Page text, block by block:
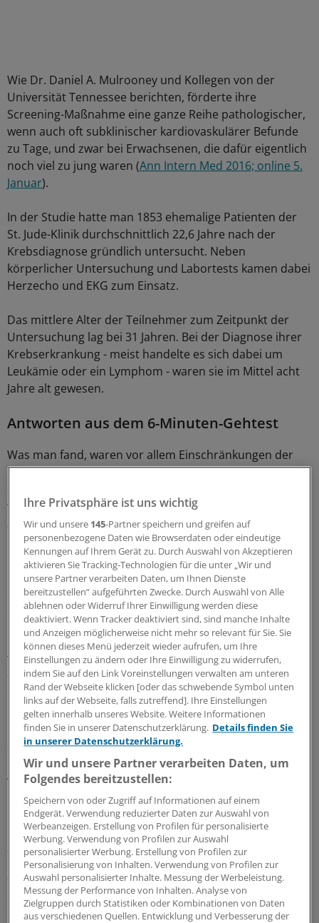
Wie Dr. Daniel A. Mulrooney und Kollegen von der
Universität Tennessee berichten, förderte ihre
Screening-Maßnahme eine ganze Reihe pathologischer,
wenn auch oft subklinischer kardiovaskulärer Befunde
zu Tage, und zwar bei Erwachsenen, die dafür eigentlich
noch viel zu jung waren (Ann Intern Med 2016; online 5.
Januar).
In der Studie hatte man 1853 ehemalige Patienten der
St. Jude-Klinik durchschnittlich 22,6 Jahre nach der
Krebsdiagnose gründlich untersucht. Neben
körperlicher Untersuchung und Labortests kamen dabei
Herzecho und EKG zum Einsatz.
Das mittlere Alter der Teilnehmer zum Zeitpunkt der
Untersuchung lag bei 31 Jahren. Bei der Diagnose ihrer
Krebserkrankung - meist handelte es sich dabei um
Leukämie oder ein Lymphom - waren sie im Mittel acht
Jahre alt gewesen.
Antworten aus dem 6-Minuten-Gehtest
Was man fand, waren vor allem Einschränkungen der
körperlichen Leistungsfähigkeit im 6-Minuten-Gehtest
wenngleich nahezu alle Teilnehmer (bis auf fünf) zum
Zeitpunkt der Untersuchung asymptomatisch waren.
Ein pathologischer Klappenbefund in Form einer
Regurgitation oder Stenose lag in 28 Prozent der
auswertbaren Fälle vor; 23,8 Prozent hatte man erst bei
der Screening-Untersuchung entdeckt.
Im Vordergrund stand eine leichte Regurgitation an der
Trikuspidal- oder Pulmonalklappe (13,8 beziehungsweise
9,9 Prozent). 3,7 Prozent hatten eine Regurgitation aus
der Aorta, 1,8 Prozent eine Aortenstenose.
Eine mittlere bis schwere mitrale Regurgitation zeigte
sich bei 1,4 Prozent der Überlebenden, eine mitrale
Stenose bei 0,1 Prozent. 23,8 Prozent hatten eine
verdickte Aortenklappe, bei 20,2 Prozent war die
Mitralklappe verdickt.
10,2 Prozent wiesen Verkalkungen an den Anuli fibrosi
auf, bei 6,1 Prozent fand sich Aortenkalk.
7,4 Prozent der Patienten erfüllten das Kriterium für
eine Kardiomyopathie (systolische Ejektionsfraktion
< 0,50), bei 3,8 Prozent fanden sich Hinweise auf eine
Ihre Privatsphäre ist uns wichtig
Wir und unsere 145-Partner speichern und greifen auf
personenbezogene Daten wie Browserdaten oder eindeutige
Kennungen auf Ihrem Gerät zu. Durch Auswahl von Akzeptieren
aktivieren Sie Tracking-Technologien für die unter „Wir und
unsere Partner verarbeiten Daten, um Ihnen Dienste
bereitzustellen“ aufgeführten Zwecke. Durch Auswahl von Alle
ablehnen oder Widerruf Ihrer Einwilligung werden diese
deaktiviert. Wenn Tracker deaktiviert sind, sind manche Inhalte
und Anzeigen möglicherweise nicht mehr so relevant für Sie. Sie
können dieses Menü jederzeit wieder aufrufen, um Ihre
Einstellungen zu ändern oder Ihre Einwilligung zu widerrufen,
indem Sie auf den Link Voreinstellungen verwalten am unteren
Rand der Webseite klicken [oder das schwebende Symbol unten
links auf der Webseite, falls zutreffend]. Ihre Einstellungen
gelten innerhalb unseres Website. Weitere Informationen
finden Sie in unserer Datenschutzerklärung. Details finden Sie
in unserer Datenschutzerklärung.
Wir und unsere Partner verarbeiten Daten, um
Folgendes bereitzustellen:
Speichern von oder Zugriff auf Informationen auf einem
Endgerät. Verwendung reduzierter Daten zur Auswahl von
Werbeanzeigen. Erstellung von Profilen für personalisierte
Werbung. Verwendung von Profilen zur Auswahl
personalisierter Werbung. Erstellung von Profilen zur
Personalisierung von Inhalten. Verwendung von Profilen zur
Auswahl personalisierter Inhalte. Messung der Werbeleistung.
Messung der Performance von Inhalten. Analyse von
Zielgruppen durch Statistiken oder Kombinationen von Daten
aus verschiedenen Quellen. Entwicklung und Verbesserung der